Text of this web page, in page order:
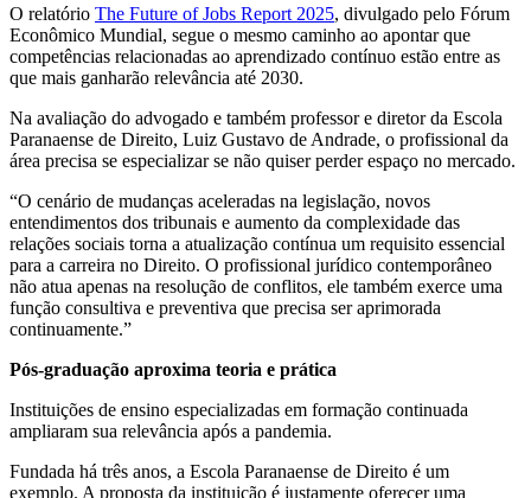
O relatório The Future of Jobs Report 2025, divulgado pelo Fórum
Econômico Mundial, segue o mesmo caminho ao apontar que
competências relacionadas ao aprendizado contínuo estão entre as
que mais ganharão relevância até 2030.
Na avaliação do advogado e também professor e diretor da Escola
Paranaense de Direito, Luiz Gustavo de Andrade, o profissional da
área precisa se especializar se não quiser perder espaço no mercado.
“O cenário de mudanças aceleradas na legislação, novos
entendimentos dos tribunais e aumento da complexidade das
relações sociais torna a atualização contínua um requisito essencial
para a carreira no Direito. O profissional jurídico contemporâneo
não atua apenas na resolução de conflitos, ele também exerce uma
função consultiva e preventiva que precisa ser aprimorada
continuamente.”
Pós-graduação aproxima teoria e prática
Instituições de ensino especializadas em formação continuada
ampliaram sua relevância após a pandemia.
Fundada há três anos, a Escola Paranaense de Direito é um
exemplo. A proposta da instituição é justamente oferecer uma